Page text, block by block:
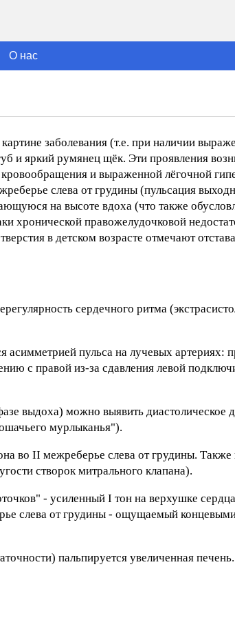
О нас
заболевания (т.е. при наличии
и яркий румянец щёк. Эти проявления
и выраженной лёгочной
слева от грудины (пульсация
на высоте вдоха (что также
хронической правожелудочковой
в детском возрасте отмечают
сердечного ритма
пульса на лучевых артериях:
с правой из-за сдавления левой
выдоха) можно выявить диастолическое
мурлыканья").
во II межреберье слева от грудины. Также
створок митрального клапана).
- усиленный I тон на верхушке
слева от грудины - ощущаемый
пальпируется увеличенная печень.